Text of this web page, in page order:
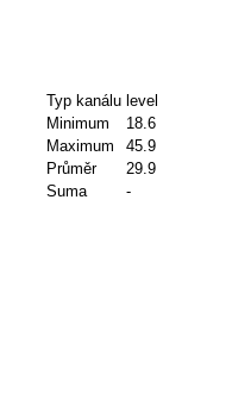
Typ kanálu level
Minimum
18.6
Maximum
45.9
Průměr
29.9
Suma
-